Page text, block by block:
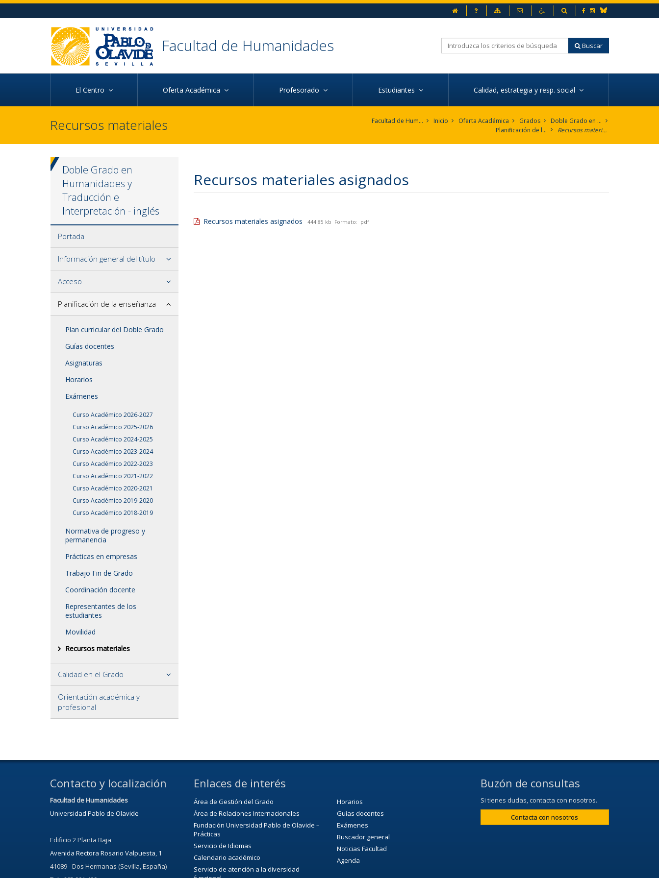
Ir al contenido principal de la página (alt + s)
Ir al pie de la página (alt + p)
Ir al menú principal (alt + u)
FacebookInstagram
Bluesky
Preguntas frecuentes
Mapa web Contacto AccesibilidadBuscador
Facultad de Humanidades Buscar
El Centro Oferta Académica Profesorado Estudiantes Calidad, estrategia y resp. social
Recursos materiales Facultad de Humanidades Inicio Oferta Académica Grados
Doble Grado en Humanidades y Traducción e Interpretación - inglés
Planificación de la enseñanza
Recursos materiales
Doble Grado en
Humanidades y
Traducción e
Interpretación - inglés
Portada
Información general del título
Acceso
Planificación de la enseñanza
Plan curricular del Doble Grado
Guías docentes
Asignaturas
Horarios
Exámenes
Curso Académico 2026-2027
Curso Académico 2025-2026
Curso Académico 2024-2025
Curso Académico 2023-2024
Curso Académico 2022-2023
Curso Académico 2021-2022
Curso Académico 2020-2021
Curso Académico 2019-2020
Curso Académico 2018-2019
Normativa de progreso y
permanencia
Prácticas en empresas
Trabajo Fin de Grado
Coordinación docente
Representantes de los
estudiantes
Movilidad
Recursos materiales
Calidad en el Grado
Orientación académica y
profesional
Recursos materiales asignados
Recursos materiales asignados 444.85 kb Formato: pdf
Contacto y localización
Facultad de Humanidades
Universidad Pablo de Olavide
Edificio 2 Planta Baja
Avenida Rectora Rosario Valpuesta, 1
41089 - Dos Hermanas (Sevilla, España)
Enlaces de interés
Área de Gestión del Grado
Área de Relaciones Internacionales
Fundación Universidad Pablo de Olavide –
Prácticas
Servicio de Idiomas
Calendario académico
Servicio de atención a la diversidad
Horarios
Guías docentes
Exámenes
Buscador general
Noticias Facultad
Agenda
Buzón de consultas
Si tienes dudas, contacta con nosotros.
Contacta con nosotros